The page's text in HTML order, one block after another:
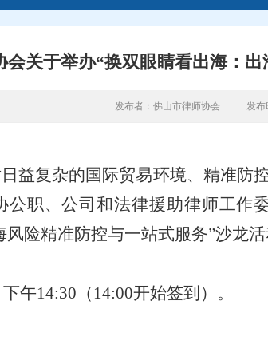
会关于举办“换双眼睛看出海：
发布者：佛山市律师协会 发布
益复杂的国际贸易环境、精准防
公职、公司和法律援助律师工
险精准防控与一站式服务”沙龙
午14:30（14:00开始签到）。